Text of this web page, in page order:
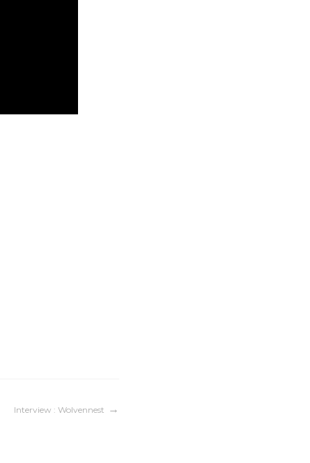
Interview : Wolvennest